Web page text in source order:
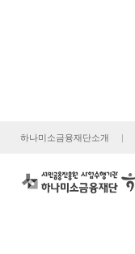
하나미소금융재단소개 |